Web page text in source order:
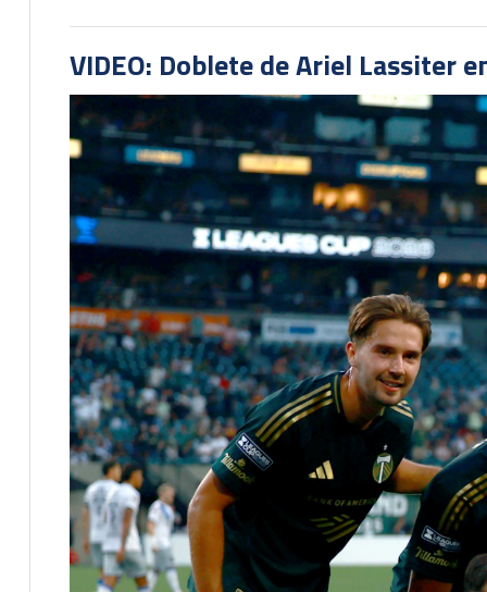
VIDEO: Doblete de Ariel Lassiter